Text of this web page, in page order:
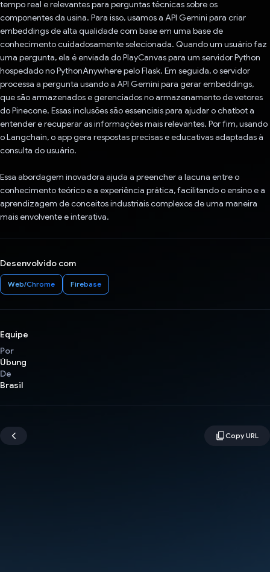
tempo real e relevantes para perguntas técnicas sobre os
componentes da usina. Para isso, usamos a API Gemini para criar
embeddings de alta qualidade com base em uma base de
conhecimento cuidadosamente selecionada. Quando um usuário faz
uma pergunta, ela é enviada do PlayCanvas para um servidor Python
hospedado no PythonAnywhere pelo Flask. Em seguida, o servidor
processa a pergunta usando a API Gemini para gerar embeddings,
que são armazenados e gerenciados no armazenamento de vetores
do Pinecone. Essas inclusões são essenciais para ajudar o chatbot a
entender e recuperar as informações mais relevantes. Por fim, usando
o Langchain, o app gera respostas precisas e educativas adaptadas à
consulta do usuário.
Essa abordagem inovadora ajuda a preencher a lacuna entre o
conhecimento teórico e a experiência prática, facilitando o ensino e a
aprendizagem de conceitos industriais complexos de uma maneira
mais envolvente e interativa.
Desenvolvido com
Web/Chrome Firebase
Equipe
Por
Übung
De
Brasil